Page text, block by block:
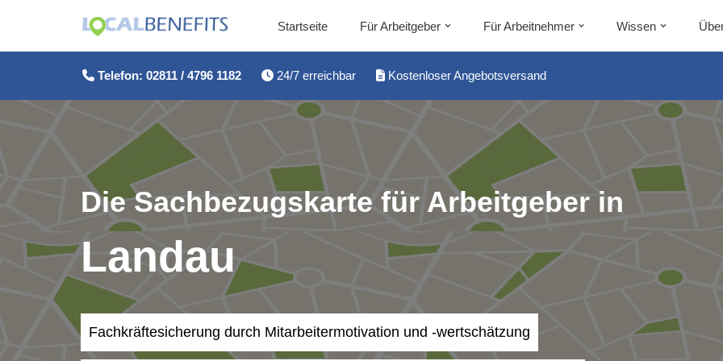
Startseite Für Arbeitgeber Für Arbeitnehmer Wissen
Telefon: 02811 / 4796 1182 24/7 erreichbar Kostenloser Angebotsversand
Die Sachbezugskarte für Arbeitgeber in
Landau
Fachkräftesicherung durch Mitarbeitermotivation und -wertschätzung